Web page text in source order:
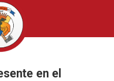
en el